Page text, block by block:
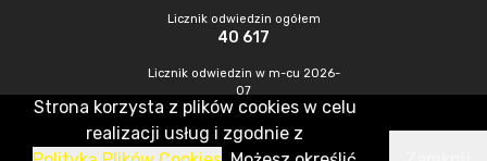
Licznik odwiedzin ogółem
40 617
Licznik odwiedzin w m-cu 2026-
07
254
CMS & Hosting: Nefeni Sp. z o.o.
Strona korzysta z plików cookies w celu
realizacji usług i zgodnie z